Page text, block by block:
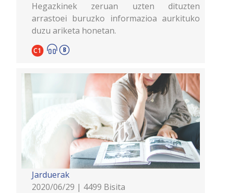
Hegazkinek zeruan uzten dituzten
arrastoei buruzko informazioa aurkituko
duzu ariketa honetan.
C1
Jarduerak
2020/06/29 | 4499 Bisita